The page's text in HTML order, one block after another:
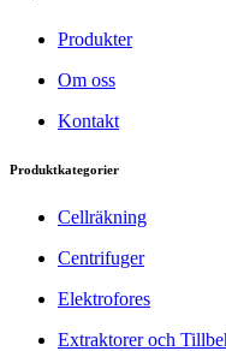
Produkter
Om oss
Kontakt
Produktkategorier
Cellräkning
Centrifuger
Elektrofores
Extraktorer och